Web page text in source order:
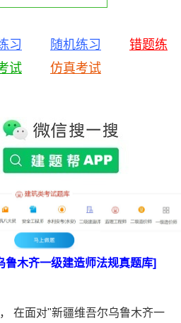
习 随机练习
错题练
试 仿真考试
鲁木齐一级建造师法规真题库]
在面对"新疆维吾尔乌鲁木齐一